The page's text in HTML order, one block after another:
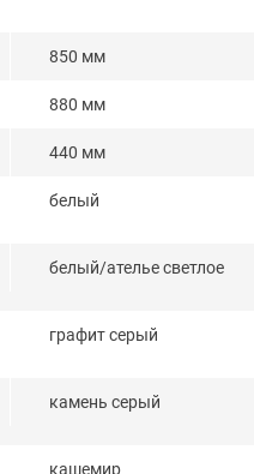
850 мм
880 мм
440 мм
белый
белый/ателье светлое
графит серый
камень серый
кашемир